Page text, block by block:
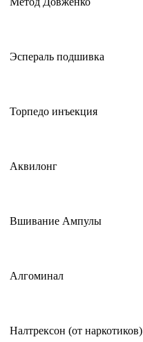
Эспераль подшивка
Торпедо инъекция
Аквилонг
Вшивание Ампулы
Алгоминал
Налтрексон (от наркотиков)